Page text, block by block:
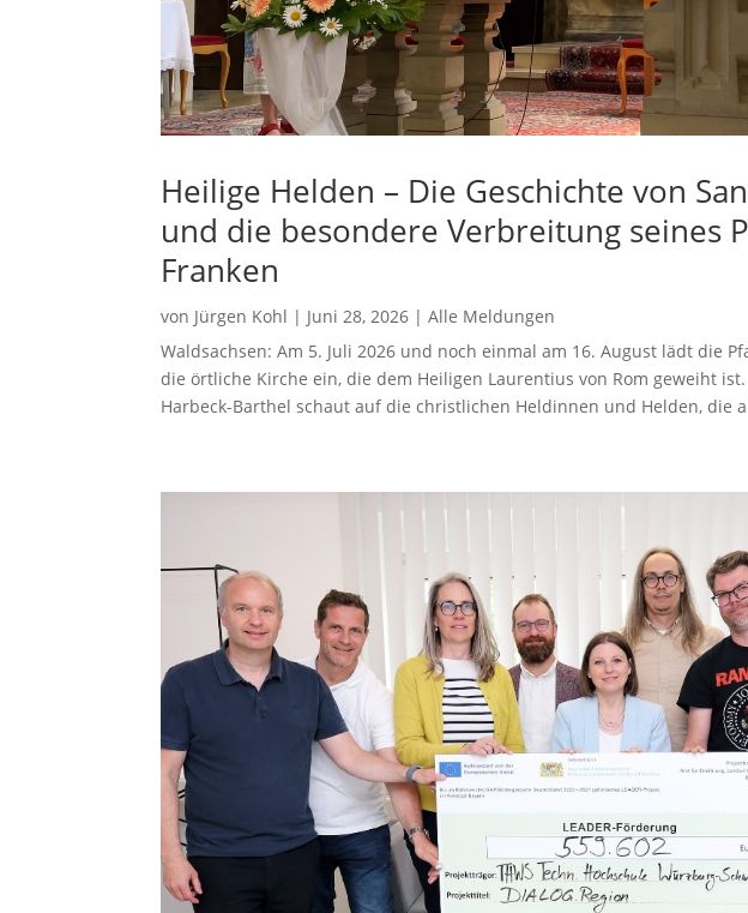
Heilige Helden – Die Geschichte von
und die besondere Verbreitung seines
Franken
von Jürgen Kohl | Juni 28, 2026 |Alle Meldungen
Waldsachsen: Am 5. Juli 2026 und noch einmal am 16. August lädt die
die örtliche Kirche ein, die dem Heiligen Laurentius von Rom geweiht
Harbeck-Barthel schaut auf die christlichen Heldinnen und Helden, die